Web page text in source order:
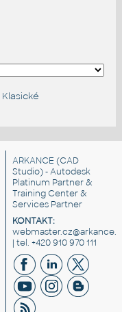
Klasické
ARKANCE (CAD
Studio) - Autodesk
Platinum Partner &
Training Center &
Services Partner
KONTAKT:
| tel. +420 910 970 111